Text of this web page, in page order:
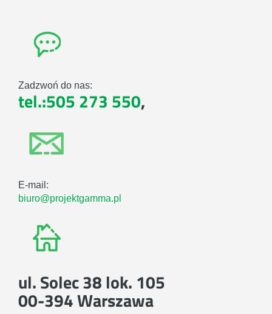
Zadzwoń do nas:
tel.:505 273 550,
E-mail:
biuro@projektgamma.pl
ul. Solec 38 lok. 105
00-394 Warszawa